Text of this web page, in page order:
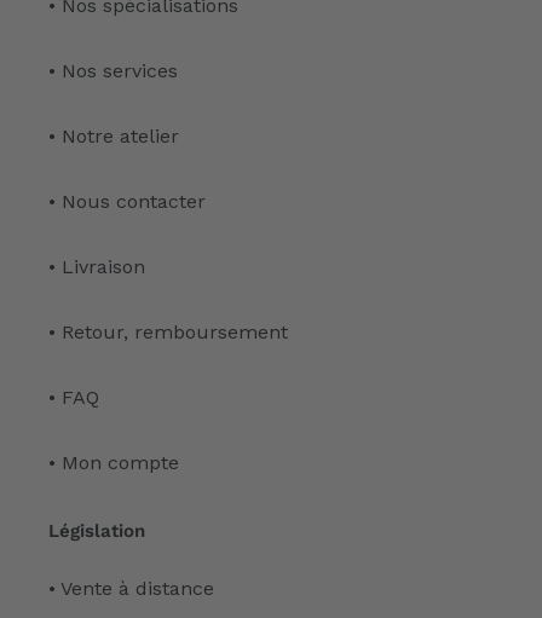
• Nos spécialisations
• Nos services
• Notre atelier
• Nous contacter
• Livraison
• Retour, remboursement
• FAQ
• Mon compte
Législation
• Vente à distance